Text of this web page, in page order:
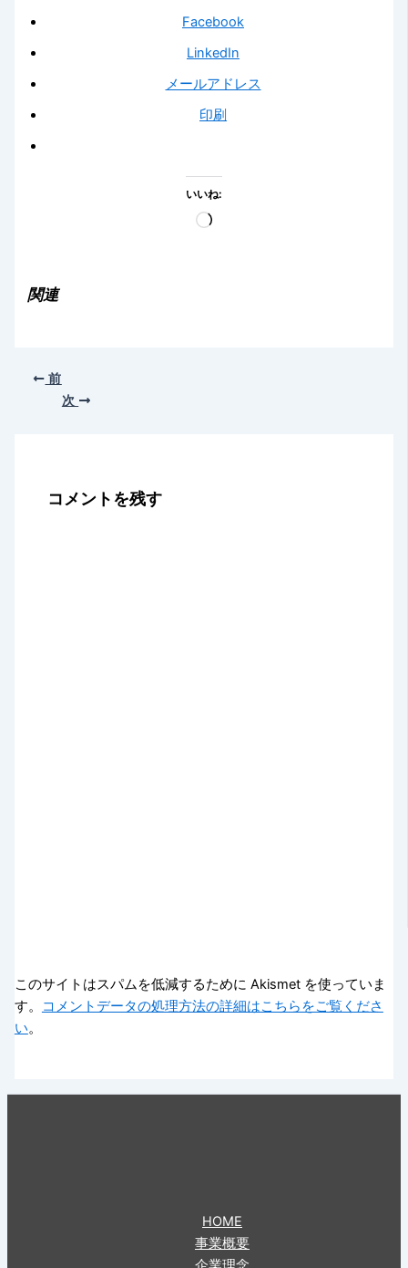
Facebook
LinkedIn
メールアドレス
印刷
いいね:
読
関連
前
次
コメントを残す
このサイトはスパムを低減するために Akismet を使っていま
す。
コメントデータの処理方法の詳細はこちらをご覧くださ
い。
HOME
事業概要